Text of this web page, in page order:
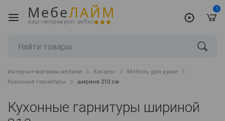
МебеЛАЙМ
ваш гипермаркет мебели
1
Интернет-магазин мебели Каталог
Мебель для кухни
Кухонные гарнитуры
ширина 210 см
Кухонные гарнитуры шириной